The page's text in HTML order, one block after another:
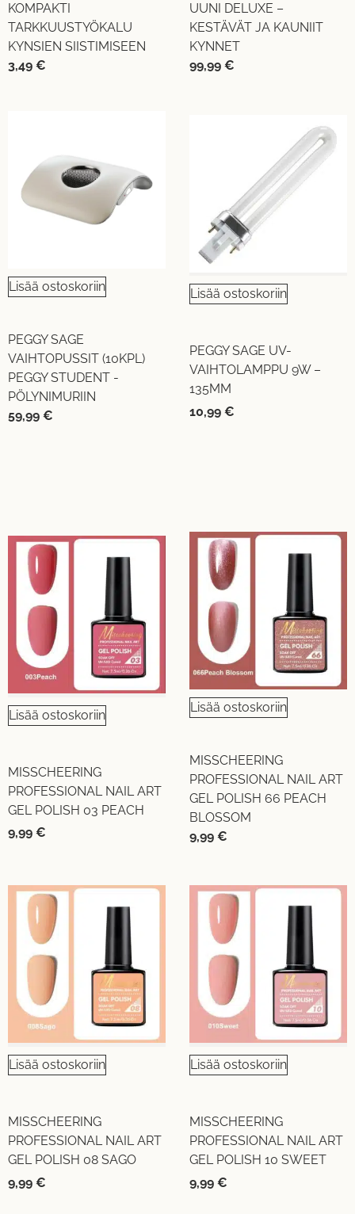
KOMPAKTI
TARKKUUSTYÖKALU
KYNSIEN SIISTIMISEEN
3,49 €
UUNI DELUXE –
KESTÄVÄT JA KAUNIIT
KYNNET
99,99 €
Lisää ostoskoriin
PEGGY SAGE
VAIHTOPUSSIT (10KPL)
PEGGY STUDENT -
PÖLYNIMURIIN
59,99 €
Lisää ostoskoriin
PEGGY SAGE UV-
VAIHTOLAMPPU 9W –
135MM
10,99 €
Lisää ostoskoriin
MISSCHEERING
PROFESSIONAL NAIL ART
GEL POLISH 03 PEACH
9,99 €
Lisää ostoskoriin
MISSCHEERING
PROFESSIONAL NAIL ART
GEL POLISH 66 PEACH
BLOSSOM
9,99 €
Lisää ostoskoriin
MISSCHEERING
PROFESSIONAL NAIL ART
GEL POLISH 08 SAGO
9,99 €
Lisää ostoskoriin
MISSCHEERING
PROFESSIONAL NAIL ART
GEL POLISH 10 SWEET
9,99 €